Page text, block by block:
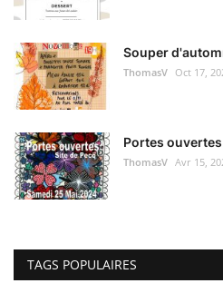
Souper
ThomasV Oct 17,
Portes ouvertes
ThomasV Avr 15,
TAGS POPULAIRES